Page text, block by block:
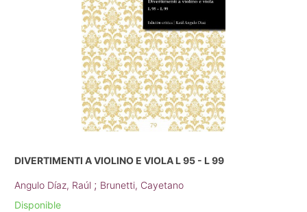
DIVERTIMENTI A VIOLINO E VIOLA L 95 - L 99
Angulo Díaz, Raúl ; Brunetti, Cayetano
Disponible